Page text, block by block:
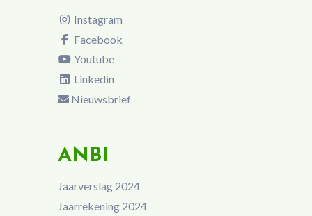
Instagram
Facebook
Youtube
Linkedin
Nieuwsbrief
ANBI
Jaarverslag 2024
Jaarrekening 2024